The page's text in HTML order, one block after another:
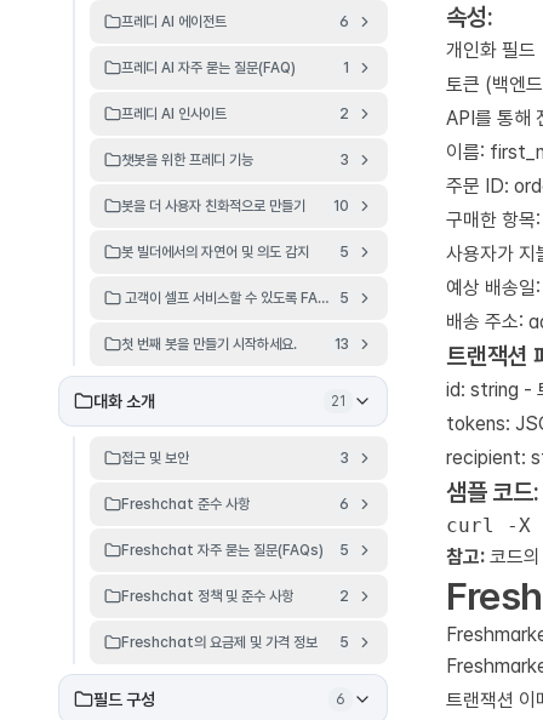
프레디 AI 에이전트 6
프레디 AI 자주 묻는 질문(FAQ) 1
프레디 AI 인사이트 2
챗봇을 위한 프레디 기능 3
봇을 더 사용자 친화적으로 만들기 10
봇 빌더에서의 자연어 및 의도 감지 5
고객이 셀프 서비스할 수 있도록 FAQ를 설정하세요.
5
첫 번째 봇을 만들기 시작하세요. 13
대화 소개 21
접근 및 보안 3
Freshchat 준수 사항 6
Freshchat 자주 묻는 질문(FAQs) 5
Freshchat 정책 및 준수 사항 2
Freshchat의 요금제 및 가격 정보 5
필드 구성 6
속성:
개인화 필드
토큰 (백엔
API를 통해
이름:
주문 ID:
구매한 항
사용자가
예상 배송
배송 주소:
트랜잭션
id: string -
tokens:
recipient:
샘플 코드:
참고: 코드
트랜잭션 이